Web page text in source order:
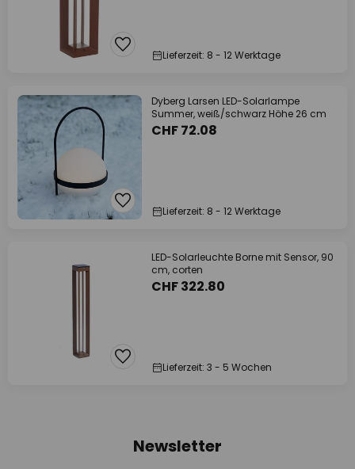
Lieferzeit: 8 - 12 Werktage
Dyberg Larsen LED-Solarlampe
Summer, weiß/schwarz Höhe 26 cm
CHF 72.08
Lieferzeit: 8 - 12 Werktage
LED-Solarleuchte Borne mit Sensor, 90
cm, corten
CHF 322.80
Lieferzeit: 3 - 5 Wochen
Newsletter